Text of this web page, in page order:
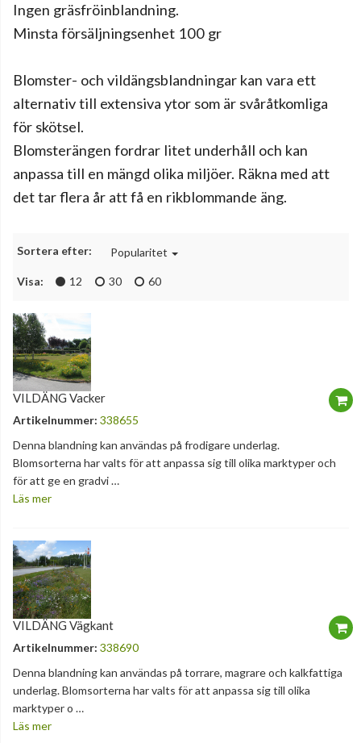
Ingen gräsfröinblandning.
Minsta försäljningsenhet 100 gr
Blomster- och vildängsblandningar kan vara ett
alternativ till extensiva ytor som är svåråtkomliga
för skötsel.
Blomsterängen fordrar litet underhåll och kan
anpassa till en mängd olika miljöer. Räkna med att
det tar flera år att få en rikblommande äng.
Sortera efter: Popularitet
Visa: 12 30 60
VILDÄNG Vacker
Artikelnummer: 338655
Denna blandning kan användas på frodigare underlag.
Blomsorterna har valts för att anpassa sig till olika marktyper och
för att ge en gradvi …
Läs mer
VILDÄNG Vägkant
Artikelnummer: 338690
Denna blandning kan användas på torrare, magrare och kalkfattiga
underlag. Blomsorterna har valts för att anpassa sig till olika
marktyper o …
Läs mer